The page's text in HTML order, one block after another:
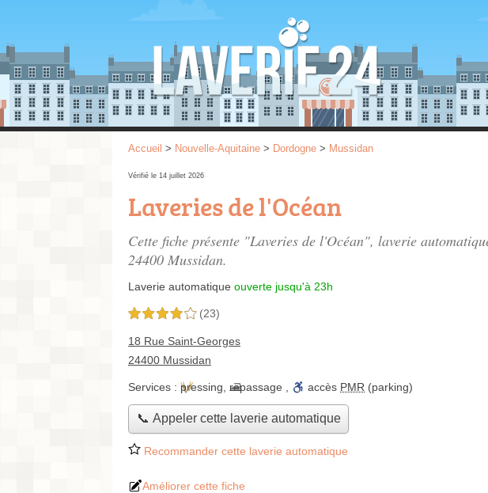
Accueil > Nouvelle-Aquitaine > Dordogne > Mussidan
Vérifié le 14 juillet 2026
Laveries de l'Océan
Cette fiche présente "Laveries de l'Océan", laverie
24400 Mussidan.
Laverie automatique ouverte jusqu'à 23h
4,0 étoiles sur 5 (23)
18 Rue Saint-Georges
24400 Mussidan
Services : pressing repassage accès PMR (parking)
📞 Appeler cette laverie automatique
Recommander cette laverie automatique
Améliorer cette fiche